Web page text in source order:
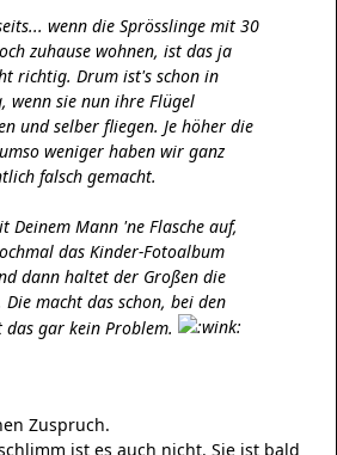
wenn die Sprösslinge mit 30
zuhause wohnen, ist das ja
richtig. Drum ist's schon in
wenn sie nun ihre Flügel
und selber fliegen. Je höher die
weniger haben wir ganz
falsch gemacht.
Deinem Mann 'ne Flasche auf,
das Kinder-Fotoalbum
dann haltet der Großen die
Die macht das schon, bei den
das gar kein Problem.
Zuspruch.
ist es auch nicht. Sie ist bald